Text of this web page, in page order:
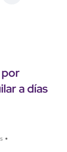
por
a días